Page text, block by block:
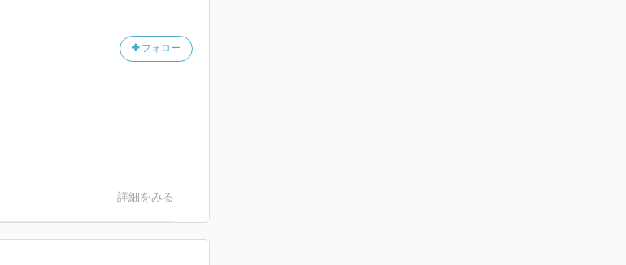
フォロー
詳細をみる